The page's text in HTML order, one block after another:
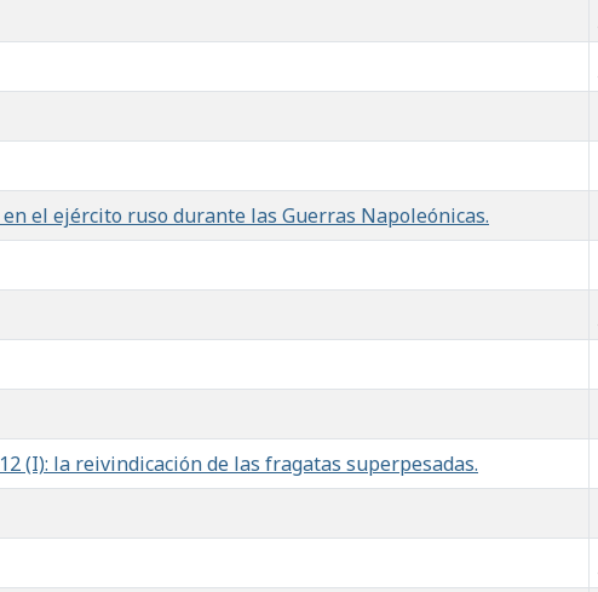
el ejército ruso durante las Guerras Napoleónicas.
(I): la reivindicación de las fragatas superpesadas.